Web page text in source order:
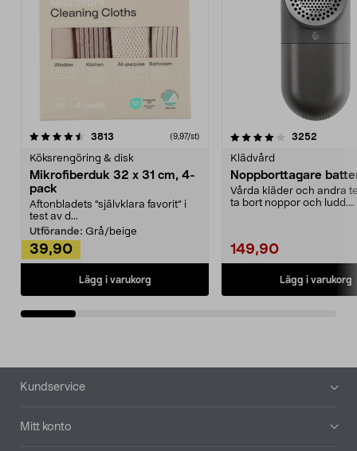
3813 (9,97/st)
Köksrengöring & disk
Mikrofiberduk 32 x 31 cm, 4-
pack
Aftonbladets "självklara favorit” i
test av d...
Utförande: Grå/beige
39,90
Lägg i varukorg
4.0av 5 stjärnor 3252
Klädvård
Noppborttagare
Vårda kläder och andra
ta bort noppor och ludd.
149,90
Lägg i varukorg
4.5av 5 stjärnor
Sidfot
Kundservice
Mitt konto